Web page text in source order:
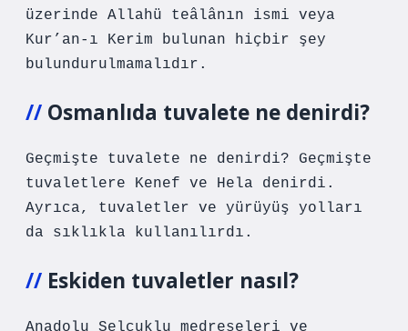
üzerinde Allahü teâlânın ismi veya
Kur’an-ı Kerim bulunan hiçbir şey
bulundurulmamalıdır.
Osmanlıda tuvalete ne denirdi?
Geçmişte tuvalete ne denirdi? Geçmişte
tuvaletlere Kenef ve Hela denirdi.
Ayrıca, tuvaletler ve yürüyüş yolları
da sıklıkla kullanılırdı.
Eskiden tuvaletler nasıl?
Anadolu Selçuklu medreseleri ve